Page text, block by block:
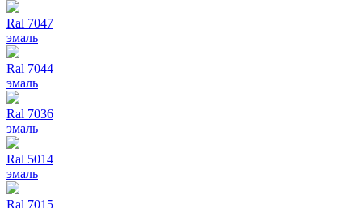
Ral 7047
эмаль
Ral 7044
эмаль
Ral 7036
эмаль
Ral 5014
эмаль
Ral 7015